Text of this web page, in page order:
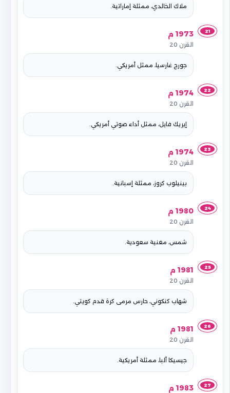
ملاك الخالدي، ممثلة إماراتية.
21 1973 م
القرن 20
جورج غارسيا، ممثل أمريكي.
22 1974 م
القرن 20
إيريك فايل، ممثل أداء صوتي أمريكي.
23 1974 م
القرن 20
بينيلوب كروز، ممثلة إسبانية.
24 1980 م
القرن 20
شمس، مغنية سعودية.
25 1981 م
القرن 20
شهاب كنكوني، حارس مرمى كرة قدم كويتي.
26 1981 م
القرن 20
جيسيكا ألبا، ممثلة أمريكية.
27 1983 م